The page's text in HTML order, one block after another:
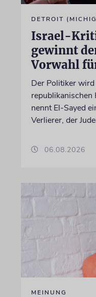
DETROIT
Israel-
gewinnt
Vorwahl
Der Politiker
republikanischen
nennt El-Sayed
Verlierer, der
06.08.2026
MEINUNG